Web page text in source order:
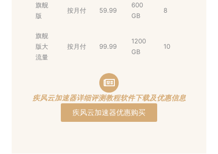
旗舰
版
按月付 59.99
600
GB
8
旗舰
版大
流量
按月付 99.99
1200
GB
10
疾风云加速器详细评测教程软件下载及优惠信息
疾风云加速器优惠购买